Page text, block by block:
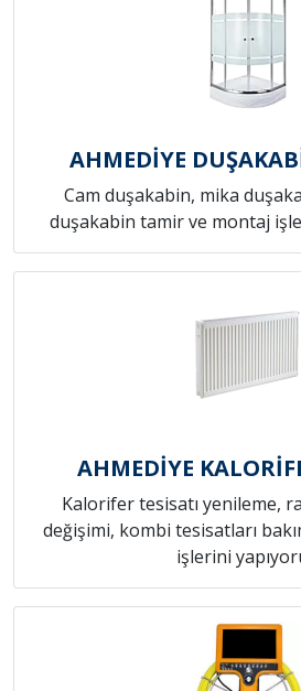
AHMEDİYE
Cam duşakabin, mika
duşakabin tamir ve montaj
AHMEDİYE
Kalorifer tesisatı yenileme,
değişimi, kombi tesisatları
işlerini